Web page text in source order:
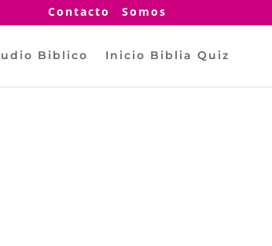
Contacto Somos
Biblico Inicio Biblia Quiz